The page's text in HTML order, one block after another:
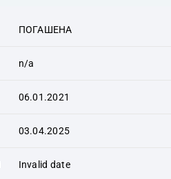
ПОГАШЕНА
n/a
06.01.2021
03.04.2025
Invalid date